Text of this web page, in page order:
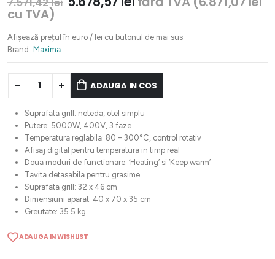
7.571,42lei
fost: 5.678,57 lei.
cu TVA)
Afișează prețul în euro / lei cu butonul de mai sus
Brand: Maxima
ADAUGA IN COS
Suprafata grill: neteda, otel simplu
Putere: 5000W, 400V, 3 faze
Temperatura reglabila: 80 – 300°C, control rotativ
Afisaj digital pentru temperatura in timp real
Doua moduri de functionare: ‘Heating’ si ‘Keep warm’
Tavita detasabila pentru grasime
Suprafata grill: 32 x 46 cm
Dimensiuni aparat: 40 x 70 x 35 cm
Greutate: 35.5 kg
ADAUGA IN WISHLIST